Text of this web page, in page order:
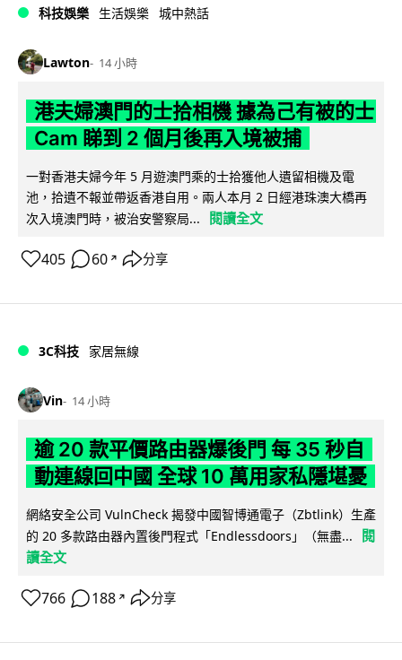
科技娛樂 生活娛樂 城中熱話
Lawton 14 小時
港夫婦澳門的士拾相機 據為己有被的士
Cam 睇到 2 個月後再入境被捕
一對香港夫婦今年 5 月遊澳門乘的士拾獲他人遺留相機及電
池，拾遺不報並帶返香港自用。兩人本月 2 日經港珠澳大橋再
次入境澳門時，被治安警察局...
閱讀全文
405 60 ↗ 分享
3C科技 家居無線
Vin 14 小時
逾 20 款平價路由器爆後門 每 35 秒自
動連線回中國 全球 10 萬用家私隱堪憂
網絡安全公司 VulnCheck 揭發中國智博通電子（Zbtlink）生產
的 20 多款路由器內置後門程式「Endlessdoors」（無盡...
閱
讀全文
766 188 ↗ 分享